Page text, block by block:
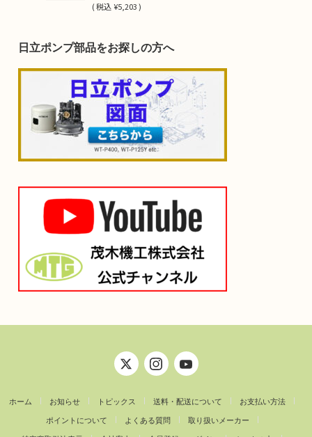
(税込¥5,203 )
日立ポンプ部品をお探しの方へ
ホーム お知らせ トピックス 送料・配送について お支払い方法
ポイントについて よくある質問 取り扱いメーカー